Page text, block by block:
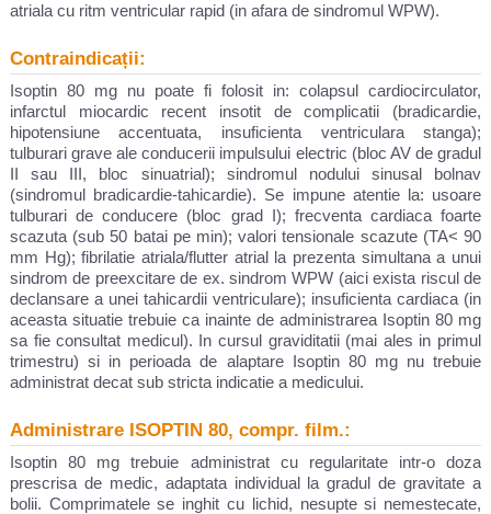
atriala cu ritm ventricular rapid (in afara de sindromul WPW).
Contraindicații:
Isoptin 80 mg nu poate fi folosit in: colapsul cardiocirculator,
infarctul miocardic recent insotit de complicatii (bradicardie,
hipotensiune accentuata, insuficienta ventriculara stanga);
tulburari grave ale conducerii impulsului electric (bloc AV de gradul
II sau III, bloc sinuatrial); sindromul nodului sinusal bolnav
(sindromul bradicardie-tahicardie). Se impune atentie la: usoare
tulburari de conducere (bloc grad I); frecventa cardiaca foarte
scazuta (sub 50 batai pe min); valori tensionale scazute (TA< 90
mm Hg); fibrilatie atriala/flutter atrial la prezenta simultana a unui
sindrom de preexcitare de ex. sindrom WPW (aici exista riscul de
declansare a unei tahicardii ventriculare); insuficienta cardiaca (in
aceasta situatie trebuie ca inainte de administrarea Isoptin 80 mg
sa fie consultat medicul). In cursul graviditatii (mai ales in primul
trimestru) si in perioada de alaptare Isoptin 80 mg nu trebuie
administrat decat sub stricta indicatie a medicului.
Administrare ISOPTIN 80, compr. film.:
Isoptin 80 mg trebuie administrat cu regularitate intr-o doza
prescrisa de medic, adaptata individual la gradul de gravitate a
bolii. Comprimatele se inghit cu lichid, nesupte si nemestecate,